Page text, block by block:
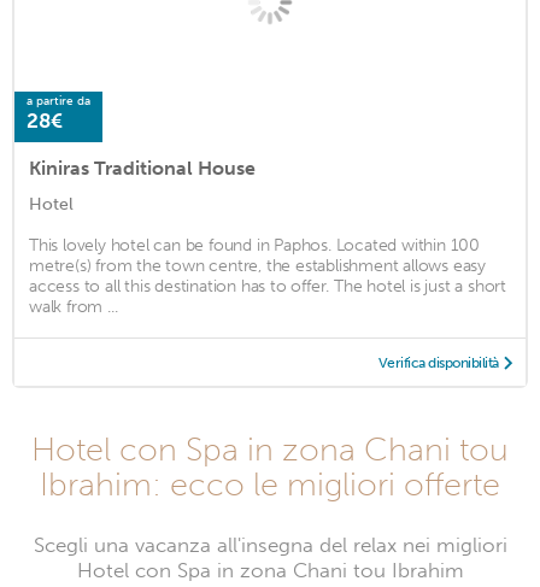
a partire da
28€
Kiniras Traditional House
Hotel
This lovely hotel can be found in Paphos. Located within 100
metre(s) from the town centre, the establishment allows easy
access to all this destination has to offer. The hotel is just a short
walk from ...
Verifica disponibilità
Hotel con Spa in zona Chani tou
Ibrahim: ecco le migliori offerte
Scegli una vacanza all'insegna del relax nei migliori
Hotel con Spa in zona Chani tou Ibrahim